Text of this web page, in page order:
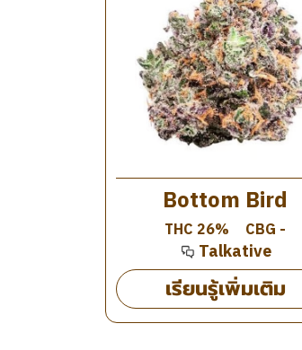
Bottom Bird
THC 26% CBG -
Talkative
เรียนรู้เพิ่มเติม